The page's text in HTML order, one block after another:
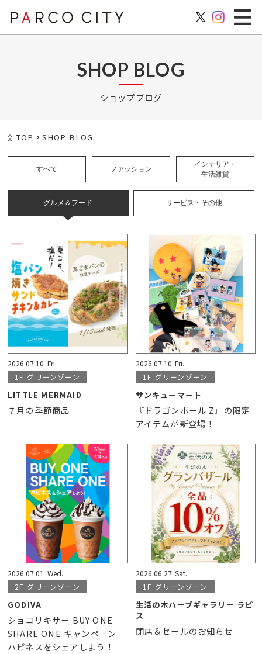
SHOP BLOG
ショップブログ
TOP SHOP BLOG
すべて ファッション
インテリア・
生活雑貨
グルメ＆フード サービス・その他
2026.07.10 Fri.
1F グリーンゾーン
LITTLE MERMAID
７月の季節商品
2026.07.10 Fri.
1F グリーンゾーン
サンキューマート
『ドラゴンボール Z』の限定
アイテムが新登場！
2026.07.01 Wed.
2F グリーンゾーン
GODIVA
ショコリキサー BUY ONE
SHARE ONE キャンペーン
ハピネスをシェアしよう！
2026.06.27 Sat.
1F グリーンゾーン
生活の木ハーブギャラリー ラピ
ス
閉店＆セールのお知らせ